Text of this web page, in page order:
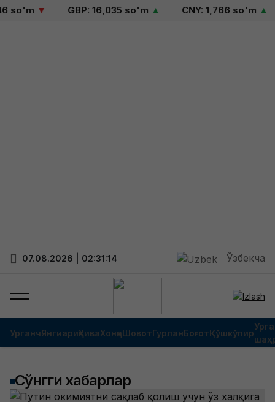
▼ GBP: 16,035 so'm▲ CNY: 1,766 so'm▲
07.08.2026 | 02:31:15 Ўзбекча
УрганчЯнгиариқХиваХонқаШовотГурланБоғотҚўшкўпир
Сўнгги хабарлар